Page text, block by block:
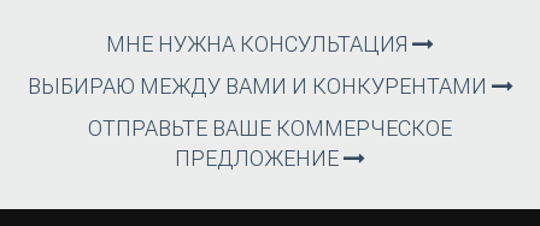
МНЕ НУЖНА КОНСУЛЬТАЦИЯ
ВЫБИРАЮ МЕЖДУ ВАМИ И КОНКУРЕНТАМИ
ОТПРАВЬТЕ ВАШЕ КОММЕРЧЕСКОЕ
ПРЕДЛОЖЕНИЕ